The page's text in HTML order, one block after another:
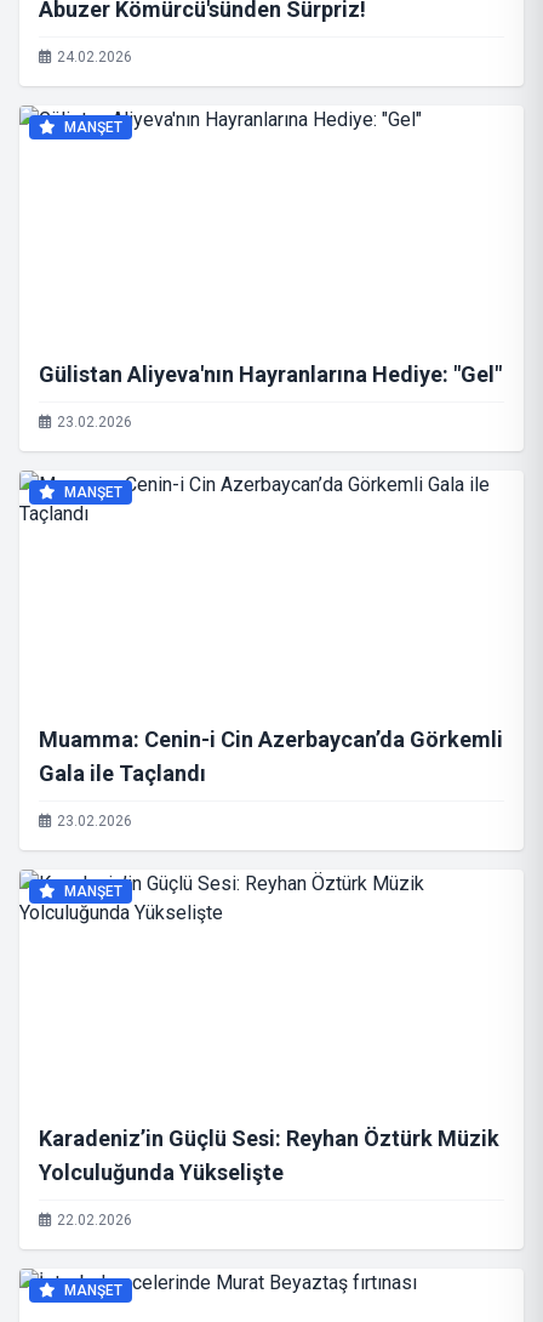
Abuzer Kömürcü'sünden Sürpriz!
24.02.2026
MANŞET
Gülistan Aliyeva'nın Hayranlarına Hediye: "Gel"
23.02.2026
MANŞET
Muamma: Cenin-i Cin Azerbaycan’da Görkemli
Gala ile Taçlandı
23.02.2026
MANŞET
Karadeniz’in Güçlü Sesi: Reyhan Öztürk Müzik
Yolculuğunda Yükselişte
22.02.2026
MANŞET